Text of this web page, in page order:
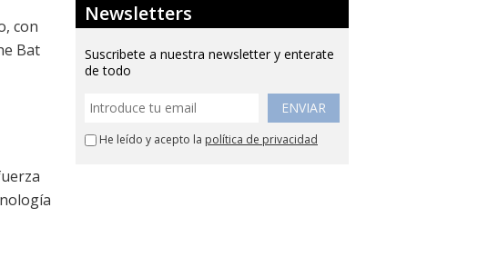
con
Bat
Newsletters
Suscribete a nuestra newsletter y enterate
de todo
ENVIAR
He leído y acepto la política de privacidad